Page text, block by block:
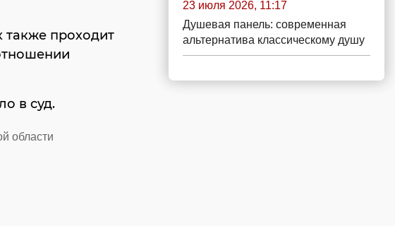
также проходит
в суд.
области
23 июля 2026, 11:17
Душевая панель: современная
альтернатива классическому душу